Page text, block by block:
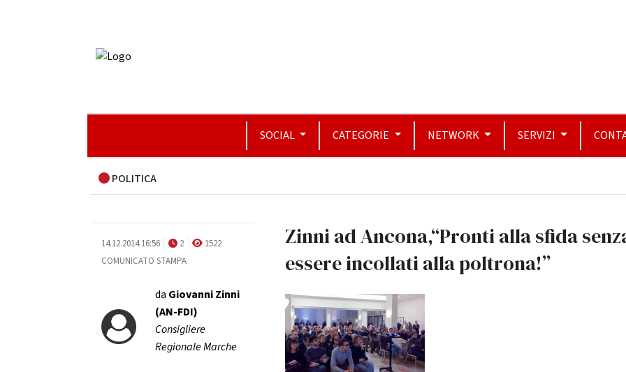
SOCIAL CATEGORIE NETWORK SERVIZI
POLITICA
14.12.2014 16:56 2
1522
COMUNICATO STAMPA
da Giovanni Zinni
(AN-FDI)
Consigliere
Regionale Marche
Zinni ad Ancona,“Pronti alla sfida
essere incollati alla poltrona!”